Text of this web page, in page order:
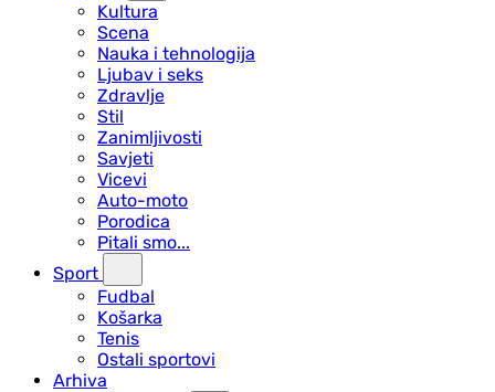
Kultura
Scena
Nauka i tehnologija
Ljubav i seks
Zdravlje
Stil
Zanimljivosti
Savjeti
Vicevi
Auto-moto
Porodica
Pitali smo...
Sport
Fudbal
Košarka
Tenis
Ostali sportovi
Arhiva